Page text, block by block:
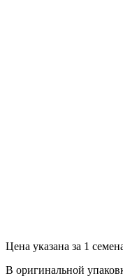
Цена указана за 1
В оригинальной